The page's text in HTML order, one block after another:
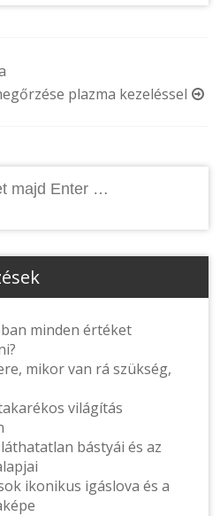
plazma kezeléssel
minden értéket
mikor van rá szükség,
világítás
bástyái és az
ikonikus igáslova és a